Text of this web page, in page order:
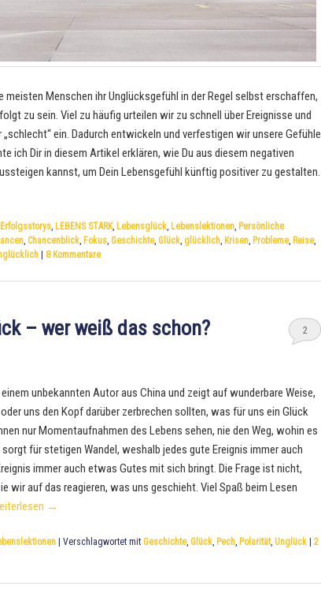
meisten Menschen ihr Unglücksgefühl in der Regel selbst erschaffen,
zu sein. Viel zu häufig urteilen wir zu schnell über Ereignisse und
ein. Dadurch entwickeln und verfestigen wir unsere Gefühle
ich Dir in diesem Artikel erklären, wie Du aus diesem negativen
kannst, um Dein Lebensgefühl künftig positiver zu gestalten.
Erfolgsstorys, LEBENS STARK, Lebensglück, Lebenslektionen, Persönliche
, Chancenblick, Fokus, Geschichte, Glück, glücklich, Krisen, Probleme, Reise,
8Kommentare
– wer weiß das schon? 2
unbekannten Autor aus China und zeigt auf wunderbare Weise,
uns den Kopf darüber zerbrechen sollten, was für uns ein Glück
nur Momentaufnahmen des Lebens sehen, nie den Weg, wohin es
für stetigen Wandel, weshalb jedes gute Ereignis immer auch
immer auch etwas Gutes mit sich bringt. Die Frage ist nicht,
wir auf das reagieren, was uns geschieht. Viel Spaß beim Lesen
→
Verschlagwortet mit Geschichte, Glück, Pech, Polarität, Unglück
2